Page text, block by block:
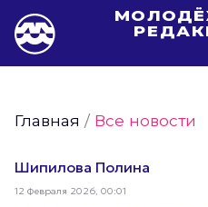
Фото Молодёжи Москвы
Фотогалереи Молодёжи
Главная /Все новости
Шипилова Полина
12 Февраля 2026, 00:01